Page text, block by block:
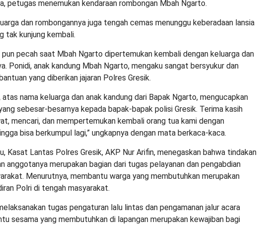
petugas menemukan kendaraan rombongan Mbah Ngarto.
dan rombongannya juga tengah cemas menunggu keberadaan lansia
tak kunjung kembali.
pun pecah saat Mbah Ngarto dipertemukan kembali dengan keluarga dan
Ponidi, anak kandung Mbah Ngarto, mengaku sangat bersyukur dan
yang diberikan jajaran Polres Gresik.
atas nama keluarga dan anak kandung dari Bapak Ngarto, mengucapkan
sebesar-besarnya kepada bapak-bapak polisi Gresik. Terima kasih
mencari, dan mempertemukan kembali orang tua kami dengan
bisa berkumpul lagi,” ungkapnya dengan mata berkaca-kaca.
Kasat Lantas Polres Gresik, AKP Nur Arifin, menegaskan bahwa tindakan
anggotanya merupakan bagian dari tugas pelayanan dan pengabdian
Menurutnya, membantu warga yang membutuhkan merupakan
Polri di tengah masyarakat.
tugas pengaturan lalu lintas dan pengamanan jalur acara
sesama yang membutuhkan di lapangan merupakan kewajiban bagi